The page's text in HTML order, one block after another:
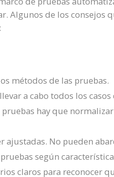
Algunos de los consejos
métodos de las pruebas.
a cabo todos los
pruebas hay que
ajustadas. No pueden
según
claros para reconocer